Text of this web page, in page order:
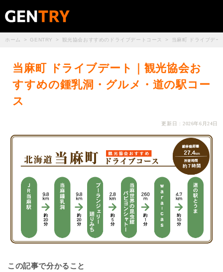
ホーム GENTRY 観光協会おすすめのドライブデートコース 当麻町 ドライブデ
当麻町 ドライブデート｜観光協会お
すすめの鍾乳洞・グルメ・道の駅コー
ス
更新日 : 2026年6月24日
この記事で分かること